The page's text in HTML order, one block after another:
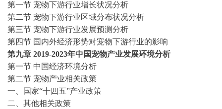
第一节 宠物下游行业增长状况分析
第二节 宠物下游行业区域分布状况分析
第三节 宠物下游行业发展预测分析
第四节 国内外经济形势对宠物下游行业的影响
第九章 2019-2023年中国宠物产业发展环境分析
第一节 中国经济环境分析
第二节 宠物产业相关政策
一、国家“十四五”产业政策
二、其他相关政策